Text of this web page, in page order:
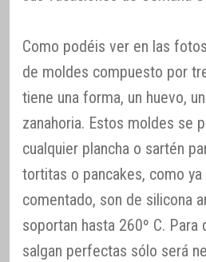
Como podéis ver en las
de moldes compuesto por
tiene una forma, un huevo,
zanahoria. Estos moldes se
cualquier plancha o sartén
tortitas o pancakes, como
comentado, son de silicona
soportan hasta 260º C. Para
salgan perfectas sólo será